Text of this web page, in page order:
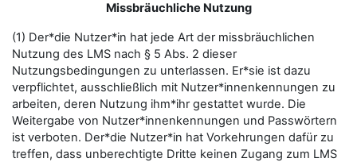
Missbräuchliche Nutzung
(1) Der*die Nutzer*in hat jede Art der missbräuchlichen
Nutzung des LMS nach § 5 Abs. 2 dieser
Nutzungsbedingungen zu unterlassen. Er*sie ist dazu
verpflichtet, ausschließlich mit Nutzer*innenkennungen zu
arbeiten, deren Nutzung ihm*ihr gestattet wurde. Die
Weitergabe von Nutzer*innenkennungen und Passwörtern
ist verboten. Der*die Nutzer*in hat Vorkehrungen dafür zu
treffen, dass unberechtigte Dritte keinen Zugang zum LMS